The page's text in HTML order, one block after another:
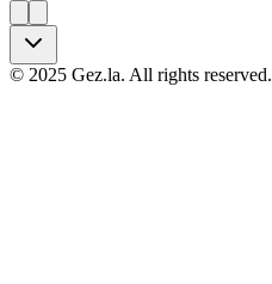
© 2025 Gez.la. All rights reserved.